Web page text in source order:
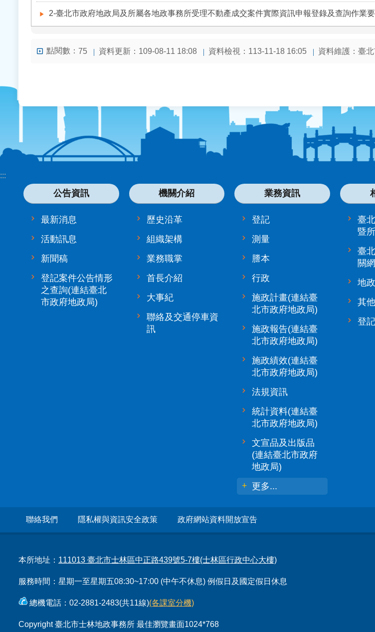
2-臺北市政府地政局及所屬各地政事務所受理不動產成交案件實際資訊申報登錄及查詢作業
點閱數： 75 資料更新：109-08-11 18:08 資料檢視：113-11-18 16:05 資料維護：臺
:::
公告資訊
最新消息
活動訊息
新聞稿
登記案件公告情形
之查詢(連結臺北
市政府地政局)
機關介紹
歷史沿革
組織架構
業務職掌
首長介紹
大事紀
聯絡及交通停車資
訊
業務資訊
登記
測量
謄本
行政
施政計畫(連結臺
北市政府地政局)
施政報告(連結臺
北市政府地政局)
施政績效(連結臺
北市政府地政局)
法規資訊
統計資料(連結臺
北市政府地政局)
文宣品及出版品
(連結臺北市政府
地政局)
更多...
臺
暨
臺
關
地
其
登
聯絡我們 隱私權與資訊安全政策 政府網站資料開放宣告
本所地址： 111013 臺北市士林區中正路439號5-7樓(士林區行政中心大樓)
服務時間：星期一至星期五08:30~17:00 (中午不休息) 例假日及國定假日休息
總機電話：02-2881-2483(共11線)(各課室分機)
Copyright 臺北市士林地政事務所 最佳瀏覽畫面1024*768